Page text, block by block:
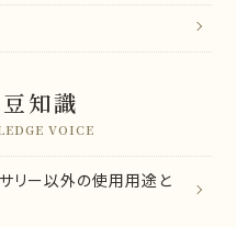
知識
VOICE
リー以外の使用用途と